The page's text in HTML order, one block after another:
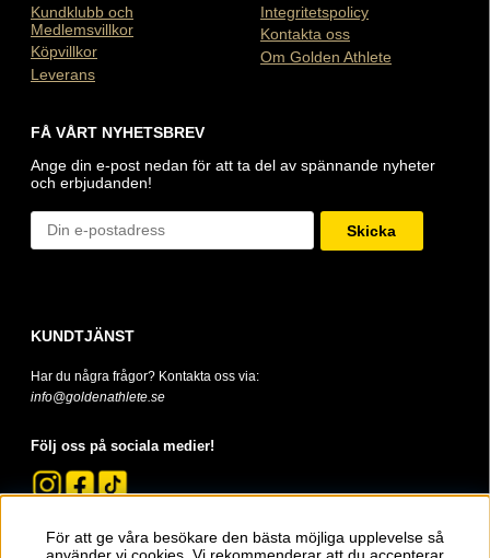
Kundklubb och
Medlemsvillkor
Köpvillkor
Leverans
Integritetspolicy
Kontakta oss
Om Golden Athlete
FÅ VÅRT NYHETSBREV
Ange din e-post nedan för att ta del av spännande nyheter
och erbjudanden!
Skicka
KUNDTJÄNST
Har du några frågor? Kontakta oss via:
info@goldenathlete.se
Följ oss på sociala medier!
För att ge våra besökare den bästa möjliga upplevelse så